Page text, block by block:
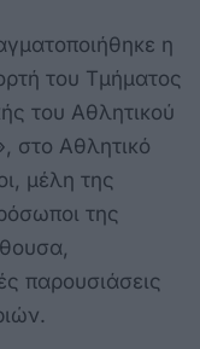
η
του Τμήματος
του Αθλητικού
στο Αθλητικό
μέλη της
της
παρουσιάσεις